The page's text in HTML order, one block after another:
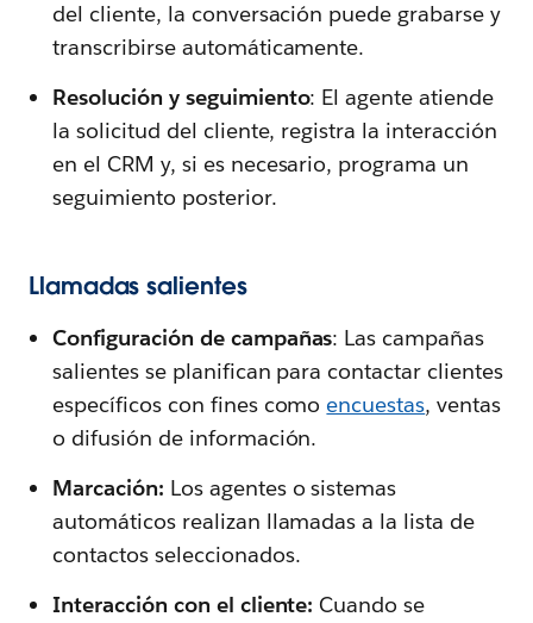
del cliente, la conversación puede grabarse y
transcribirse automáticamente.
Resolución y seguimiento: El agente atiende
la solicitud del cliente, registra la interacción
en el CRM y, si es necesario, programa un
seguimiento posterior.
Llamadas salientes
Configuración de campañas: Las campañas
salientes se planifican para contactar clientes
específicos con fines como encuestas, ventas
o difusión de información.
Marcación: Los agentes o sistemas
automáticos realizan llamadas a la lista de
contactos seleccionados.
Interacción con el cliente: Cuando se